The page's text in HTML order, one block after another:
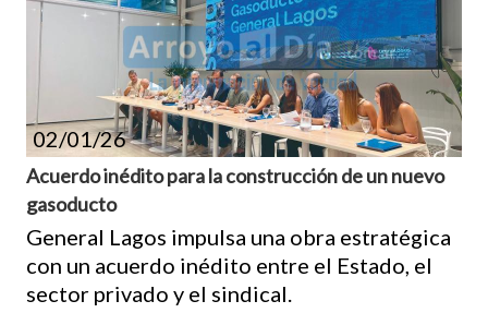
02/01/26
Acuerdo inédito para la construcción de un nuevo
gasoducto
General Lagos impulsa una obra estratégica
con un acuerdo inédito entre el Estado, el
sector privado y el sindical.